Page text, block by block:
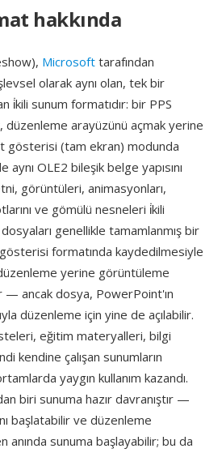
hakkında
Microsoft tarafından
olarak aynı olan, tek bir
i̇kili sunum formatıdır: bir PPS
düzenleme arayüzünü açmak yerine
gösterisi (tam ekran) modunda
aynı OLE2 bileşik belge yapısını
görüntüleri, animasyonları,
ve gömülü nesneleri i̇kili
genellikle tamamlanmış bir
formatında kaydedilmesiyle
yerine görüntüleme
— ancak dosya, PowerPoint'ın
düzenleme için yine de açılabilir.
eğitim materyalleri, bilgi
kendine çalışan sunumların
yaygın kullanım kazandı.
biri sunuma hazır davranıştır —
başlatabilir ve düzenleme
anında sunuma başlayabilir; bu da